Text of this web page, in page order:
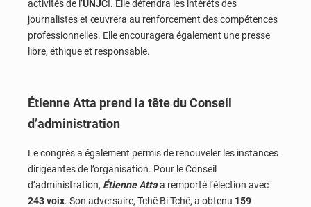
activités de l’UNJCI. Elle défendra les intérêts des
journalistes et œuvrera au renforcement des compétences
professionnelles. Elle encouragera également une presse
libre, éthique et responsable.
Étienne Atta prend la tête du Conseil
d’administration
Le congrès a également permis de renouveler les instances
dirigeantes de l’organisation. Pour le Conseil
d’administration, Étienne Attaa remporté l’élection avec
243 voix. Son adversaire, Tchê Bi Tchê, a obtenu 159